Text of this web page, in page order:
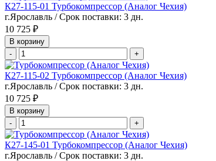
К27-115-01 Турбокомпрессор (Аналог Чехия)
г.Ярославль / Срок поставки: 3 дн.
10 725 ₽
В корзину
-
+
К27-115-02 Турбокомпрессор (Аналог Чехия)
г.Ярославль / Срок поставки: 3 дн.
10 725 ₽
В корзину
-
+
К27-145-01 Турбокомпрессор (Аналог Чехия)
г.Ярославль / Срок поставки: 3 дн.